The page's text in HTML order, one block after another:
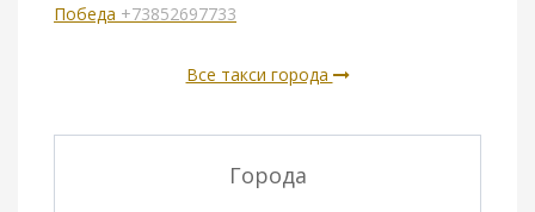
Победа +73852697733
Все такси города
Города